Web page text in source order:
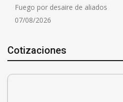
Fuego por desaire de aliados
07/08/2026
Cotizaciones